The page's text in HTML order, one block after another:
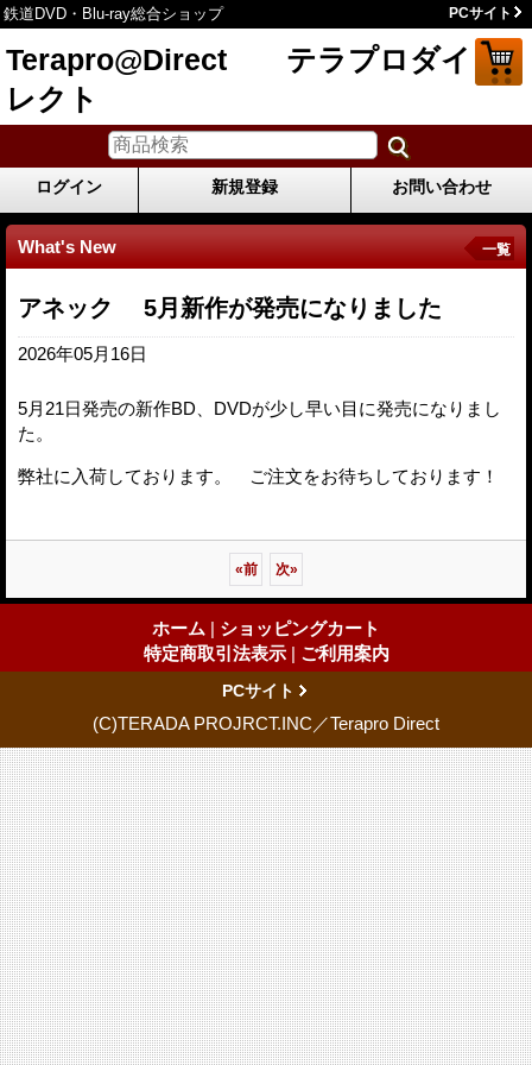
鉄道DVD・Blu-ray総合ショップ PCサイト
Terapro@Direct テラプロダイ
レクト
ログイン 新規登録 お問い合わせ
What's New 一覧
アネック 5月新作が発売になりました
2026年05月16日
5月21日発売の新作BD、DVDが少し早い目に発売になりまし
た。
弊社に入荷しております。 ご注文をお待ちしております！
«前 次»
ホーム | ショッピングカート
特定商取引法表示 | ご利用案内
PCサイト
(C)TERADA PROJRCT.INC／Terapro Direct